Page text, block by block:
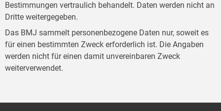
Bestimmungen vertraulich behandelt. Daten werden nicht an
Dritte weitergegeben.
Das BMJ sammelt personenbezogene Daten nur, soweit es
für einen bestimmten Zweck erforderlich ist. Die Angaben
werden nicht für einen damit unvereinbaren Zweck
weiterverwendet.